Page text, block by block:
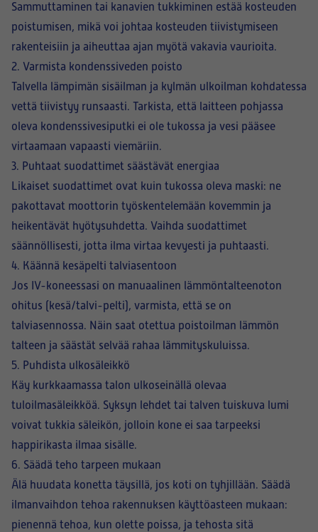
Sammuttaminen tai kanavien tukkiminen estää kosteuden
poistumisen, mikä voi johtaa kosteuden tiivistymiseen
rakenteisiin ja aiheuttaa ajan myötä vakavia vaurioita.
2. Varmista kondenssiveden poisto
Talvella lämpimän sisäilman ja kylmän ulkoilman kohdatessa
vettä tiivistyy runsaasti. Tarkista, että laitteen pohjassa
oleva kondenssivesiputki ei ole tukossa ja vesi pääsee
virtaamaan vapaasti viemäriin.
3. Puhtaat suodattimet säästävät energiaa
Likaiset suodattimet ovat kuin tukossa oleva maski: ne
pakottavat moottorin työskentelemään kovemmin ja
heikentävät hyötysuhdetta. Vaihda suodattimet
säännöllisesti, jotta ilma virtaa kevyesti ja puhtaasti.
4. Käännä kesäpelti talviasentoon
Jos IV-koneessasi on manuaalinen lämmöntalteenoton
ohitus (kesä/talvi-pelti), varmista, että se on
talviasennossa. Näin saat otettua poistoilman lämmön
talteen ja säästät selvää rahaa lämmityskuluissa.
5. Puhdista ulkosäleikkö
Käy kurkkaamassa talon ulkoseinällä olevaa
tuloilmasäleikköä. Syksyn lehdet tai talven tuiskuva lumi
voivat tukkia säleikön, jolloin kone ei saa tarpeeksi
happirikasta ilmaa sisälle.
6. Säädä teho tarpeen mukaan
Älä huudata konetta täysillä, jos koti on tyhjillään. Säädä
ilmanvaihdon tehoa rakennuksen käyttöasteen mukaan:
pienennä tehoa, kun olette poissa, ja tehosta sitä